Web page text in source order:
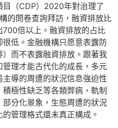
（CDP）2020年對治理了
的問卷查詢拜訪，融資排放比
倍以上。融資排放的占比
低。金融機構只愿意表露防
而不表露融資排放。跟著我
理才能古代化的成長，多元
導的周遭的狀況信息強迫性
極性缺乏等各類弊病，軌制
分化景象，生態周遭的狀況
管理格式還未真正構成。